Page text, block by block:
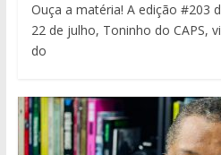
Ouça a matéria! A edição #203
22 de julho, Toninho do CAPS,
do